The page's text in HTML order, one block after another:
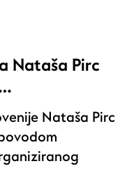
Nataša Pirc
Nataša Pirc